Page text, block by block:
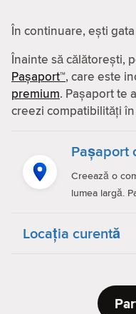
În continuare, ești
Înainte să călătorești,
Pașaport™, care este
premium. Pașaport te
creezi compatibilităţi
Pașaport
Creează o
lumea largă.
Locaţia curentă